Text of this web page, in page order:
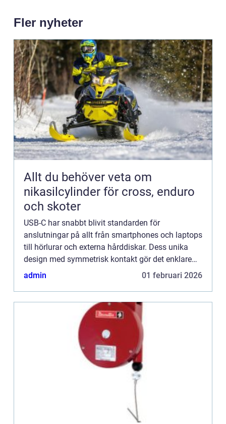
Fler nyheter
Allt du behöver veta om
nikasilcylinder för cross, enduro
och skoter
USB-C har snabbt blivit standarden för
anslutningar på allt från smartphones och laptops
till hörlurar och externa hårddiskar. Dess unika
design med symmetrisk kontakt gör det enklare
att ansluta utan att tänka p...
admin 01 februari 2026